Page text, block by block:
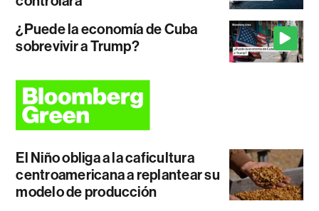
¿Puede la economía de Cuba
sobrevivir a Trump?
El Niño obliga a la caficultura
centroamericana a replantear su
modelo de producción